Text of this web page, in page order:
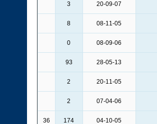
20-09-07
3
08-11-05
8
08-09-06
0
28-05-13
93
20-11-05
2
07-04-06
2
04-10-05
174
36